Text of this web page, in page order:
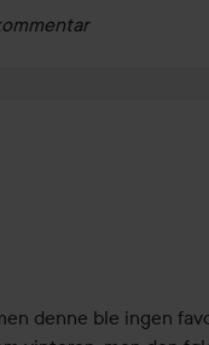
denne ble ingen